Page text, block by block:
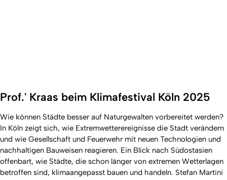
Prof.' Kraas beim Klimafestival Köln 2025
Wie können Städte besser auf Naturgewalten vorbereitet werden?
In Köln zeigt sich, wie Extremwetterereignisse die Stadt verändern
und wie Gesellschaft und Feuerwehr mit neuen Technologien und
nachhaltigen Bauweisen reagieren. Ein Blick nach Südostasien
offenbart, wie Städte, die schon länger von extremen Wetterlagen
betroffen sind, klimaangepasst bauen und handeln. Stefan Martini